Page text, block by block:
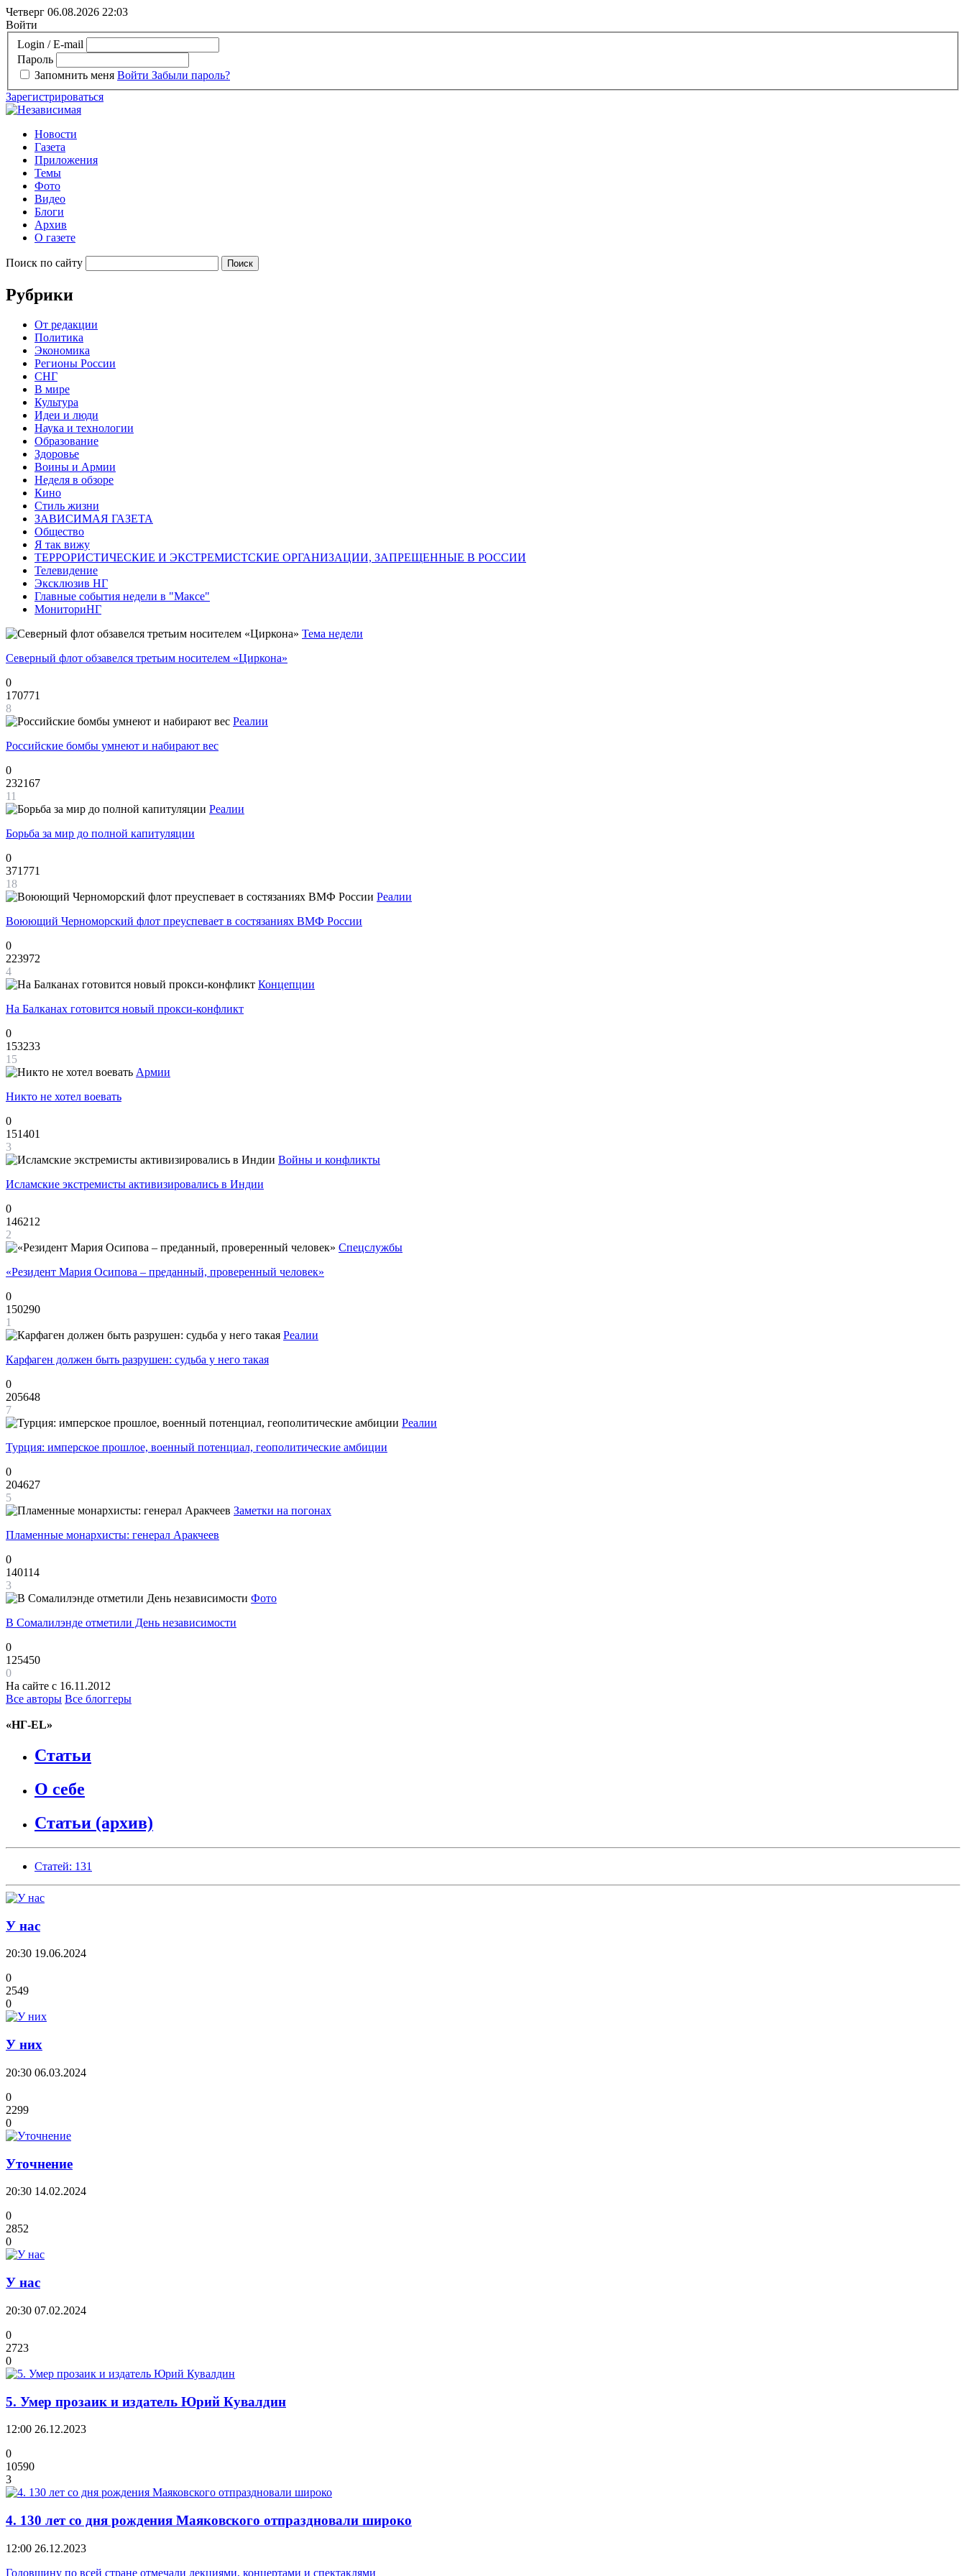
Четверг 06.08.2026 22:03
Войти
Login / E-mail
Пароль
Запомнить меня Войти Забыли пароль?
Зарегистрироваться
Новости
Газета
Приложения
Темы
Фото
Видео
Блоги
Архив
О газете
Поиск по сайту
Рубрики
От редакции
Политика
Экономика
Регионы России
СНГ
В мире
Культура
Идеи и люди
Наука и технологии
Образование
Здоровье
Воины и Армии
Неделя в обзоре
Кино
Стиль жизни
ЗАВИСИМАЯ ГАЗЕТА
Общество
Я так вижу
ТЕРРОРИСТИЧЕСКИЕ И ЭКСТРЕМИСТСКИЕ ОРГАНИЗАЦИИ, ЗАПРЕЩЕННЫЕ В РОССИИ
Телевидение
Эксклюзив НГ
Главные события недели в "Максе"
МониториНГ
Тема недели
Северный флот обзавелся третьим носителем «Циркона»
0
170771
8
Реалии
Российские бомбы умнеют и набирают вес
0
232167
11
Реалии
Борьба за мир до полной капитуляции
0
371771
18
Реалии
Воюющий Черноморский флот преуспевает в состязаниях ВМФ России
0
223972
4
Концепции
На Балканах готовится новый прокси-конфликт
0
153233
15
Армии
Никто не хотел воевать
0
151401
3
Войны и конфликты
Исламские экстремисты активизировались в Индии
0
146212
2
Спецслужбы
«Резидент Мария Осипова – преданный, проверенный человек»
0
150290
1
Реалии
Карфаген должен быть разрушен: судьба у него такая
0
205648
7
Реалии
Турция: имперское прошлое, военный потенциал, геополитические амбиции
0
204627
5
Заметки на погонах
Пламенные монархисты: генерал Аракчеев
0
140114
3
Фото
В Сомалилэнде отметили День независимости
0
125450
0
На сайте с 16.11.2012
Все авторы Все блоггеры
«НГ-EL»
Статьи
О себе
Статьи (архив)
Статей: 131
У нас
20:30 19.06.2024
0
2549
0
У них
20:30 06.03.2024
0
2299
0
Уточнение
20:30 14.02.2024
0
2852
0
У нас
20:30 07.02.2024
0
2723
0
5. Умер прозаик и издатель Юрий Кувалдин
12:00 26.12.2023
0
10590
3
4. 130 лет со дня рождения Маяковского отпраздновали широко
12:00 26.12.2023
Годовщину по всей стране отмечали лекциями, концертами и спектаклями